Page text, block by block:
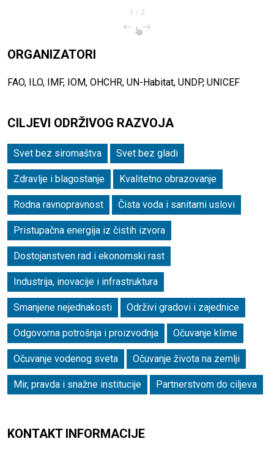
ORGANIZATORI
FAO, ILO, IMF, IOM, OHCHR, UN-Habitat, UNDP, UNICEF
CILJEVI ODRŽIVOG RAZVOJA
Svet bez siromaštva Svet bez gladi
Zdravlje i blagostanje Kvalitetno obrazovanje
Rodna ravnopravnost Čista voda i sanitarni uslovi
Pristupačna energija iz čistih izvora
Dostojanstven rad i ekonomski rast
Industrija, inovacije i infrastruktura
Smanjene nejednakosti Održivi gradovi i zajednice
Odgovorna potrošnja i proizvodnja Očuvanje klime
Očuvanje vodenog sveta Očuvanje života na zemlji
Mir, pravda i snažne institucije Partnerstvom do ciljeva
KONTAKT INFORMACIJE
1 / 2